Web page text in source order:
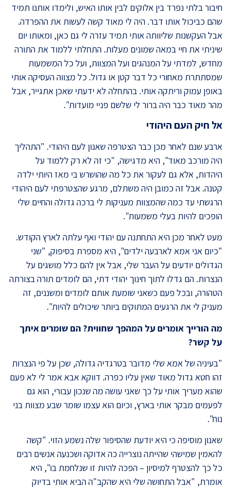
חיבור בלתי נפרד בין אלוקים לבין אותו האיש, ולימדו אותנו תמיד
שהם כביכול אותו דבר. היה לי מאוד קשה לעשות את ההפרדה.
אבל העקשנות שליוותה אותי תמיד עזרה לי גם כאן, ומאותו יום
שיניתי את חיי במאה שמונים מעלות. התחלתי ללמוד את התורה
מחדש, למדתי על המנהגים ועל המצוות, ועל כל המשמעות
שמסתתרת מאחורי כל דבר קטן או גדול. כל מצווה העסיקה אותי
באופן עמוק וריתקה אותי. בהתחלה לא ידעתי שאכן אתגייר, אבל
מהר מאוד כבר היה ברור לי שלשם פניי מועדות".
אל חיק העם היהודי
ארבע שנם לאחר מכן כבר הצטרפה שאנון לעם היהודי. "התהליך
היה מורכב מאוד", היא מדגישה, "כי זה לא רק ללמוד על
היהדות, אלא גם לעקור את כל מה שהושרש בי מאז היותי ילדה
קטנה. אבל זה כמובן היה משתלם, מרגע שהצטרפתי לעם היהודי
הרגשתי עד כמה שהמצוות מעניקות לי ברכה גדולה והחיים שלי
הופכים להיות בעלי משמעות".
מעט לאחר מכן היא התחתנה עם יהודי ואף עלתה לארץ הקודש.
"כיום אני אמא לארבעה ילדים", היא מספרת בסיפוק, "שני
הגדולים יודעים על העבר שלי, אבל אין להם כלל מושגים על
הנצרות. הם גדלו לתוך חינוך יהודי דתי, הם לומדים תורה בצורתה
הטהורה, ובכל פעם כשאני שומעת אותם לומדים ומשננים, זה
מעניק לי את הרגעים המתוקים ביותר שיכולים להיות".
מה הורייך אומרים על המהפך שחווית? הם שומרים איתך
על קשר?
"בעיניה של אמא שלי מדובר בטרגדיה גדולה, שכן על פי הנצרות
זהו חטא גדול מאוד שאין עליו כפרה. דווקא אבא אמר לי לא פעם
שהוא מעריך אותי על כך שאני עושה מה שנכון עבורי, הוא גם
לפעמים מבקר אותי בארץ, וכיום הוא עצמו שומר שבע מצוות בני
נוח".
שאנון מוסיפה כי היא יודעת שהסיפור שלה נשמע הזוי. "קשה
להאמין שמישהי שהייתה נוצרייה כה אדוקה ושכנעה אנשים רבים
כל כך להצטרף למיסיון – הפכה להיות זו שנלחמת בו", היא
אומרת, "אבל התחושה שלי היא שהקב"ה הביא אותי בדיוק